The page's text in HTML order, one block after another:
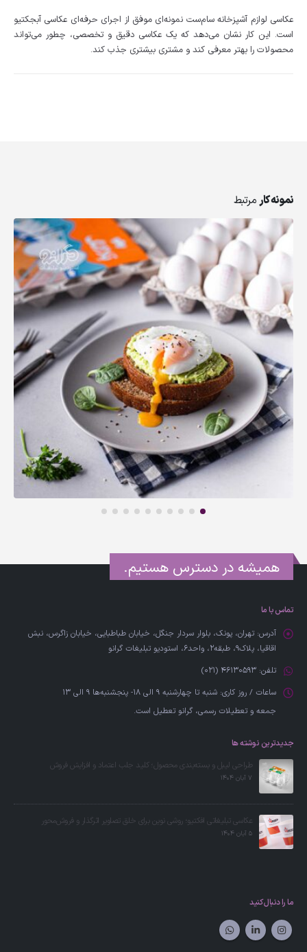
عکاسی لوازم آشپزخانه سام‌ست نمونه‌ای موفق از اجرای حرفه‌ای عکاسی آبجکتیو
است. این کار نشان می‌دهد که یک عکاسی دقیق و تخصصی، چطور می‌تواند
محصولات را بهتر معرفی کند و مشتری بیشتری جذب کند.
نمونه کارمرتبط
همیشه در دسترس هستیم.
تماس با ما
آدرس: تهران، پونک، بلوار سردار جنگل، خیابان طباطبایی، خیابان زاگرس، نبش
اقاقیا، پلاک۹، طبقه۲، واحد6، استودیو تبلیغات گرانو
تلفن: 46130593 (021)
ساعات / روز کاری: شنبه تا چهارشنبه 9 الی 18- پنجشنبه‌ها 9 الی 13
جمعه‌ و تعطیلات رسمی، گرانو تعطیل است.
جدیدترین نوشته ها
طراحی لیبل و بسته‌بندی محصول؛ کلید جلب اعتماد و افزایش فروش
7 آبان 1404
عکاسی تبلیغاتی افکتیو؛ روشی نوین برای خلق تصاویر اثرگذار و فروش‌محور
5 آبان 1404
ما را دنبال کنید